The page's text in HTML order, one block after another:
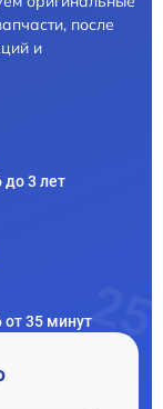
после
и
до 3 лет
от 35 минут